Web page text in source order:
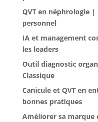
QVT en néphrologie
personnel
IA et management
les leaders
Outil diagnostic
Classique
Canicule et QVT en
bonnes pratiques
Améliorer sa marque